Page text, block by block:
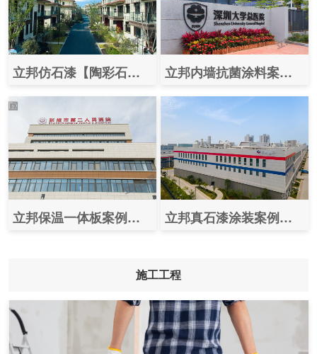
立邦仿石漆【陶彩石】案例效果图片之（滁州碧桂园翡丽庄园） 立邦内墙抗菌涂料案例之（深圳大学总医院）
立邦保温一体板案例效果图片之（张掖市第二人民医院） 立邦真石漆涂装案例效果图之（珠海中京电子电路有限公司）
施工工程